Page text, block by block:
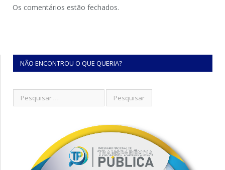
Os comentários estão fechados.
NÃO ENCONTROU O QUE QUERIA?